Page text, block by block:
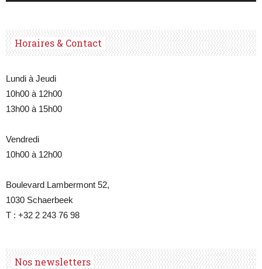
Horaires & Contact
Lundi à Jeudi
10h00 à 12h00
13h00 à 15h00
Vendredi
10h00 à 12h00
Boulevard Lambermont 52,
1030 Schaerbeek
T : +32 2 243 76 98
Nos newsletters